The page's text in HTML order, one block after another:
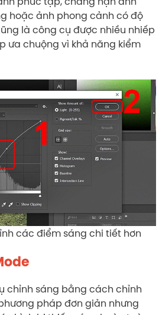
hoặc ảnh phong cảnh có độ
là công cụ được nhiều nhiếp
ưa chuộng vì khả năng kiểm
các điểm sáng chi tiết hơn
chỉnh sáng bằng cách chỉnh
pháp đơn giản nhưng